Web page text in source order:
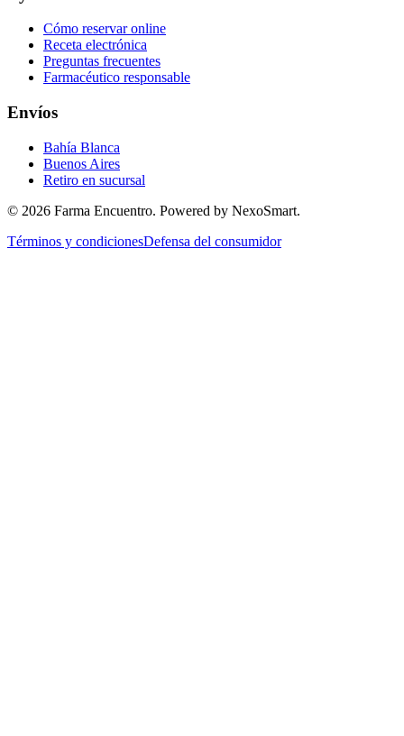
Cómo reservar online
Receta electrónica
Preguntas frecuentes
Farmacéutico responsable
Envíos
Bahía Blanca
Buenos Aires
Retiro en sucursal
© 2026 Farma Encuentro. Powered by NexoSmart.
Términos y condicionesDefensa del consumidor